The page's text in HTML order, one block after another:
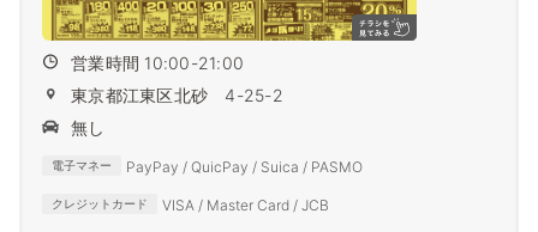
営業時間 10:00-21:00
東京都江東区北砂 4-25-2
無し
電子マネー PayPay / QuicPay / Suica / PASMO
クレジットカード VISA / Master Card / JCB